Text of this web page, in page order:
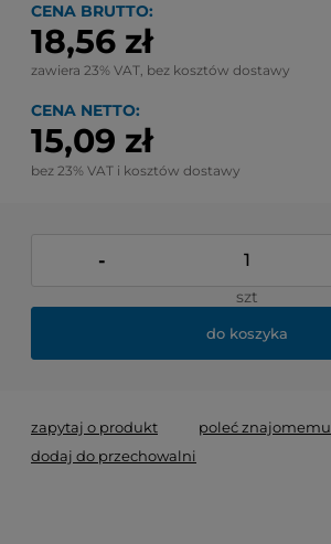
CENA BRUTTO:
18,56 zł
zawiera 23% VAT, bez kosztów dostawy
CENA NETTO:
15,09 zł
bez 23% VAT i kosztów dostawy
-
szt
do koszyka
zapytaj o produkt poleć znajomemu
dodaj do przechowalni